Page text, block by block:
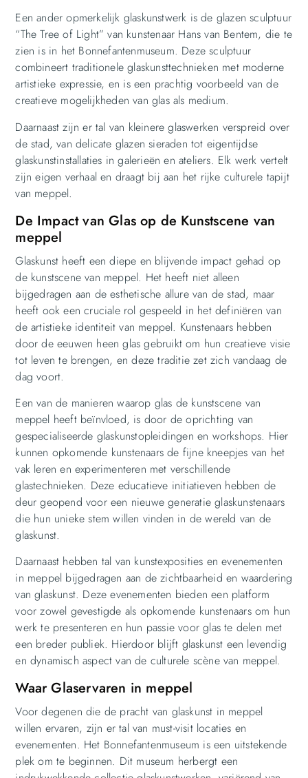
Een ander opmerkelijk glaskunstwerk is de glazen sculptuur
“The Tree of Light” van kunstenaar Hans van Bentem, die te
zien is in het Bonnefantenmuseum. Deze sculptuur
combineert traditionele glaskunsttechnieken met moderne
artistieke expressie, en is een prachtig voorbeeld van de
creatieve mogelijkheden van glas als medium.
Daarnaast zijn er tal van kleinere glaswerken verspreid over
de stad, van delicate glazen sieraden tot eigentijdse
glaskunstinstallaties in galerieën en ateliers. Elk werk vertelt
zijn eigen verhaal en draagt bij aan het rijke culturele tapijt
van meppel.
De Impact van Glas op de Kunstscene van
meppel
Glaskunst heeft een diepe en blijvende impact gehad op
de kunstscene van meppel. Het heeft niet alleen
bijgedragen aan de esthetische allure van de stad, maar
heeft ook een cruciale rol gespeeld in het definiëren van
de artistieke identiteit van meppel. Kunstenaars hebben
door de eeuwen heen glas gebruikt om hun creatieve visie
tot leven te brengen, en deze traditie zet zich vandaag de
dag voort.
Een van de manieren waarop glas de kunstscene van
meppel heeft beïnvloed, is door de oprichting van
gespecialiseerde glaskunstopleidingen en workshops. Hier
kunnen opkomende kunstenaars de fijne kneepjes van het
vak leren en experimenteren met verschillende
glastechnieken. Deze educatieve initiatieven hebben de
deur geopend voor een nieuwe generatie glaskunstenaars
die hun unieke stem willen vinden in de wereld van de
glaskunst.
Daarnaast hebben tal van kunstexposities en evenementen
in meppel bijgedragen aan de zichtbaarheid en waardering
van glaskunst. Deze evenementen bieden een platform
voor zowel gevestigde als opkomende kunstenaars om hun
werk te presenteren en hun passie voor glas te delen met
een breder publiek. Hierdoor blijft glaskunst een levendig
en dynamisch aspect van de culturele scène van meppel.
Waar Glaservaren in meppel
Voor degenen die de pracht van glaskunst in meppel
willen ervaren, zijn er tal van must-visit locaties en
evenementen. Het Bonnefantenmuseum is een uitstekende
plek om te beginnen. Dit museum herbergt een